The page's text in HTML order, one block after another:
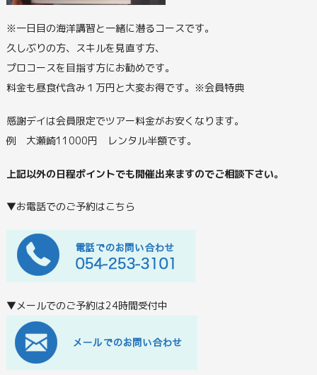
※一日目の海洋講習と一緒に潜るコースです。
久しぶりの方、スキルを見直す方、
プロコースを目指す方にお勧めです。
料金も昼食代含み１万円と大変お得です。※会員特典
感謝デイは会員限定でツアー料金がお安くなります。
例 大瀬崎11000円 レンタル半額です。
上記以外の日程ポイントでも開催出来ますのでご相談下さい。
▼お電話でのご予約はこちら
▼メールでのご予約は24時間受付中